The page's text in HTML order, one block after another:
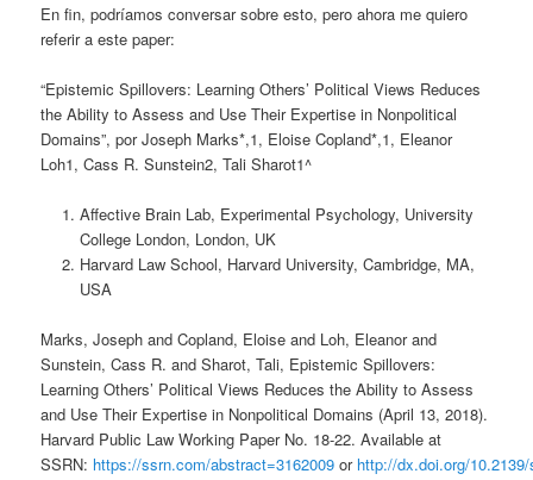
En fin, podríamos conversar sobre esto, pero ahora me quiero
referir a este paper:
“Epistemic Spillovers: Learning Others’ Political Views Reduces
the Ability to Assess and Use Their Expertise in Nonpolitical
Domains”, por Joseph Marks*,1, Eloise Copland*,1, Eleanor
Loh1, Cass R. Sunstein2, Tali Sharot1^
Affective Brain Lab, Experimental Psychology, University
College London, London, UK
Harvard Law School, Harvard University, Cambridge, MA,
USA
Marks, Joseph and Copland, Eloise and Loh, Eleanor and
Sunstein, Cass R. and Sharot, Tali, Epistemic Spillovers:
Learning Others’ Political Views Reduces the Ability to Assess
and Use Their Expertise in Nonpolitical Domains (April 13, 2018).
Harvard Public Law Working Paper No. 18-22. Available at
SSRN: https://ssrn.com/abstract=3162009 or http://dx.doi.org/